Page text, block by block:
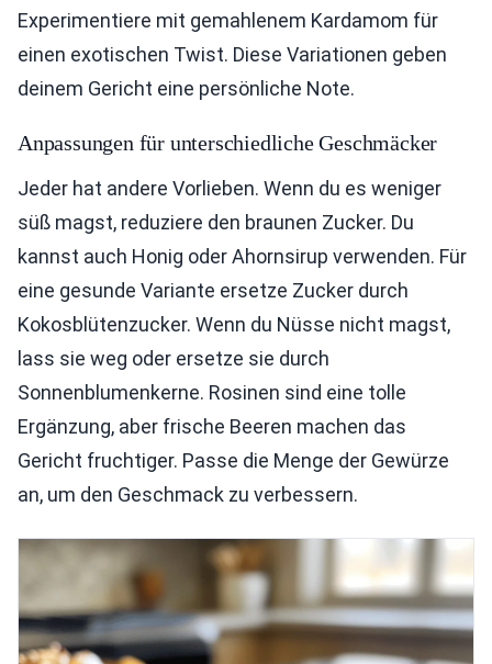
Experimentiere mit gemahlenem Kardamom für
einen exotischen Twist. Diese Variationen geben
deinem Gericht eine persönliche Note.
Anpassungen für unterschiedliche Geschmäcker
Jeder hat andere Vorlieben. Wenn du es weniger
süß magst, reduziere den braunen Zucker. Du
kannst auch Honig oder Ahornsirup verwenden. Für
eine gesunde Variante ersetze Zucker durch
Kokosblütenzucker. Wenn du Nüsse nicht magst,
lass sie weg oder ersetze sie durch
Sonnenblumenkerne. Rosinen sind eine tolle
Ergänzung, aber frische Beeren machen das
Gericht fruchtiger. Passe die Menge der Gewürze
an, um den Geschmack zu verbessern.